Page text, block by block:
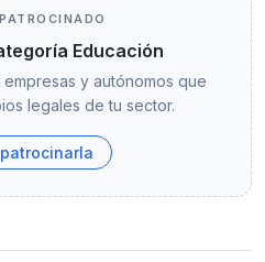
Educación
y autónomos que
legales de tu sector.